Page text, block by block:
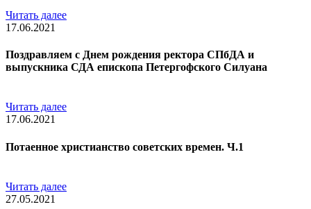
Читать далее
17.06.2021
Поздравляем с Днем рождения ректора СПбДА и
выпускника СДА епископа Петергофского Силуана
Читать далее
17.06.2021
Потаенное христианство советских времен. Ч.1
Читать далее
27.05.2021